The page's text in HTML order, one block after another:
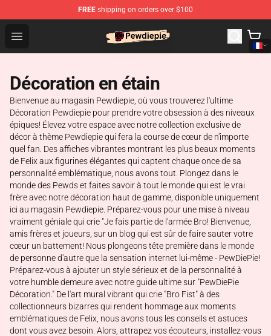
FREE shipping on orders over $100
Open menu
PewDiePie Store - Official PewDiePie Merchandise Shop
Décoration en étain
Bienvenue au magasin Pewdiepie, où vous trouverez l'ultime
Décoration Pewdiepie pour prendre votre obsession à des niveaux
épiques! Élevez votre espace avec notre collection exclusive de
décor à thème Pewdiepie qui fera la course de cœur de n'importe
quel fan. Des affiches vibrantes montrant les plus beaux moments
de Felix aux figurines élégantes qui captent chaque once de sa
personnalité emblématique, nous avons tout. Plongez dans le
monde des Pewds et faites savoir à tout le monde qui est le vrai
frère avec notre décoration haut de gamme, disponible uniquement
ici au magasin Pewdiepie. Préparez-vous pour une mise à niveau
vraiment géniale qui crie "Je fais partie de l'armée Bro! Bienvenue,
amis frères et joueurs, sur un blog qui est sûr de faire sauter votre
cœur un battement! Nous plongeons tête première dans le monde
de personne d'autre que la sensation internet lui-même - PewDiePie!
Préparez-vous à ajouter un style sérieux et de la personnalité à
votre humble demeure avec notre guide ultime sur "PewDiePie
Décoration." De l'art mural vibrant qui crie "Bro Fist" à des
collectionneurs bizarres qui rendent hommage aux moments
emblématiques de Felix, nous avons tous les conseils et astuces
dont vous avez besoin. Alors, attrapez vos écouteurs, installez-vous